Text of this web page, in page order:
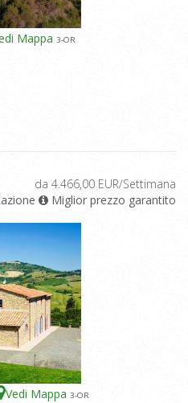
Mappa 3-OR
da 4.466,00 EUR/Settimana
Miglior prezzo garantito
Vedi Mappa 3-OR